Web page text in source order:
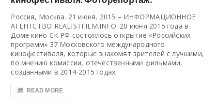
Россия, Москва. 21 июня, 2015 – ИНФОРМАЦИОННОЕ
АГЕНТСТВО REALISTFILM.INFO. 20 июня 2015 года в
Доме кино СК РФ состоялось открытие «Российских
программ» 37 Московского международного
кинофестиваля, которые знакомят зрителей с лучшими,
по мнению комиссии, отечественными фильмами,
созданными в 2014-2015 годах.
READ MORE